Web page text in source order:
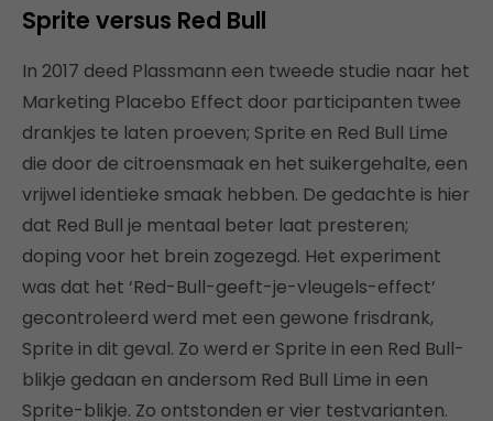
Sprite versus Red Bull
In 2017 deed Plassmann een tweede studie naar het
Marketing Placebo Effect door participanten twee
drankjes te laten proeven; Sprite en Red Bull Lime
die door de citroensmaak en het suikergehalte, een
vrijwel identieke smaak hebben. De gedachte is hier
dat Red Bull je mentaal beter laat presteren;
doping voor het brein zogezegd. Het experiment
was dat het ‘Red-Bull-geeft-je-vleugels-effect’
gecontroleerd werd met een gewone frisdrank,
Sprite in dit geval. Zo werd er Sprite in een Red Bull-
blikje gedaan en andersom Red Bull Lime in een
Sprite-blikje. Zo ontstonden er vier testvarianten.